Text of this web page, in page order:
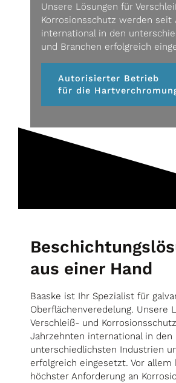
Unsere Lösungen für
Korrosionsschutz werden seit
international in den
und Branchen erfolgreich
Autorisierter Betrieb
für die
aus einer Hand
Baaske ist Ihr Spezialist für
Oberflächenveredelung. Unsere
Verschleiß- und
Jahrzehnten international in den
unterschiedlichsten Industrien
erfolgreich eingesetzt. Vor allem
höchster Anforderung an